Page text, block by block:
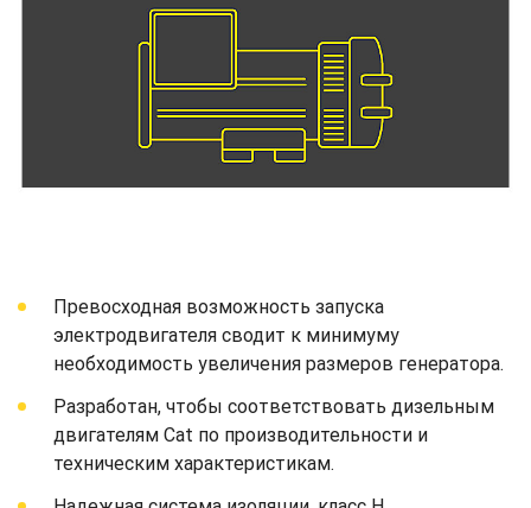
Превосходная возможность запуска
электродвигателя сводит к минимуму
необходимость увеличения размеров генератора.
Разработан, чтобы соответствовать дизельным
двигателям Cat по производительности и
техническим характеристикам.